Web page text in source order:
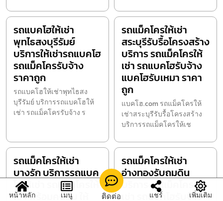
รถแบคโฮให้เช่า
พุทไธสงบุรีรัมย์
บริการให้เช่ารถแบคโฮ
รถแม็คโครรับจ้าง
ราคาถูก
รถแบคโฮให้เช่าพุทไธสง
บุรีรัมย์ บริการรถแบคโฮให้
เช่า รถแม็คโครรับจ้าง ร
รถแม็คโครให้เช่า
สระบุรีรับรื้อโครงสร้าง
บริการ รถแม็คโครให้
เช่า รถแบคโฮรับจ้าง
แบคโฮรับเหมา ราคา
ถูก
แบคโฮ.com รถแม็คโครให้
เช่าสระบุรีรับรื้อโครงสร้าง
บริการรถแม็คโครให้เช
รถแม็คโครให้เช่า
บางรัก บริการรถแบค
โฮให้เช่า รถแม็คโครให้
เช่า พร้อมคนขับ ให้
รถแม็คโครให้เช่า
อ่างทองรับถมดิน
บริการ รถแม็คโครให้
เช่า รถแบคโฮรับจ้าง
หน้าหลัก เมนู ติดต่อ แชร์ เพิ่มเติม